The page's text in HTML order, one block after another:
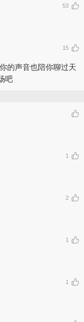
53
15
的声音也陪你聊过天
吧
1
2
1
1